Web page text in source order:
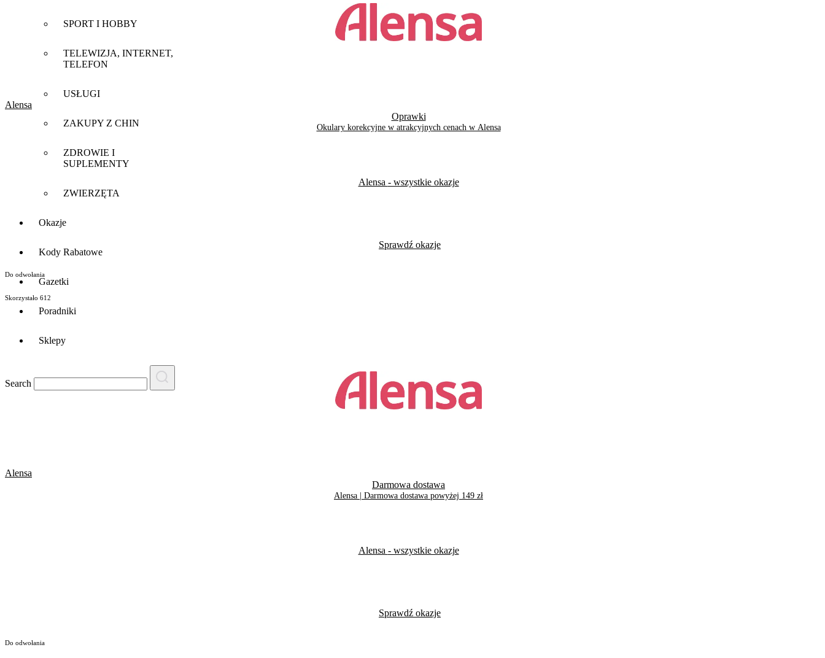
SPORT I HOBBY
TELEWIZJA, INTERNET,
TELEFON
USŁUGI
ZAKUPY Z CHIN
ZDROWIE I
SUPLEMENTY
ZWIERZĘTA
Okazje
Kody Rabatowe
Gazetki
Poradniki
Sklepy
Search
Alensa
Oprawki
Okulary korekcyjne w atrakcyjnych cenach w Alensa
Alensa - wszystkie okazje
Sprawdź okazje
Do odwołania
Skorzystało 612
Alensa
Darmowa dostawa
Alensa | Darmowa dostawa powyżej 149 zł
Alensa - wszystkie okazje
Sprawdź okazje
Do odwołania